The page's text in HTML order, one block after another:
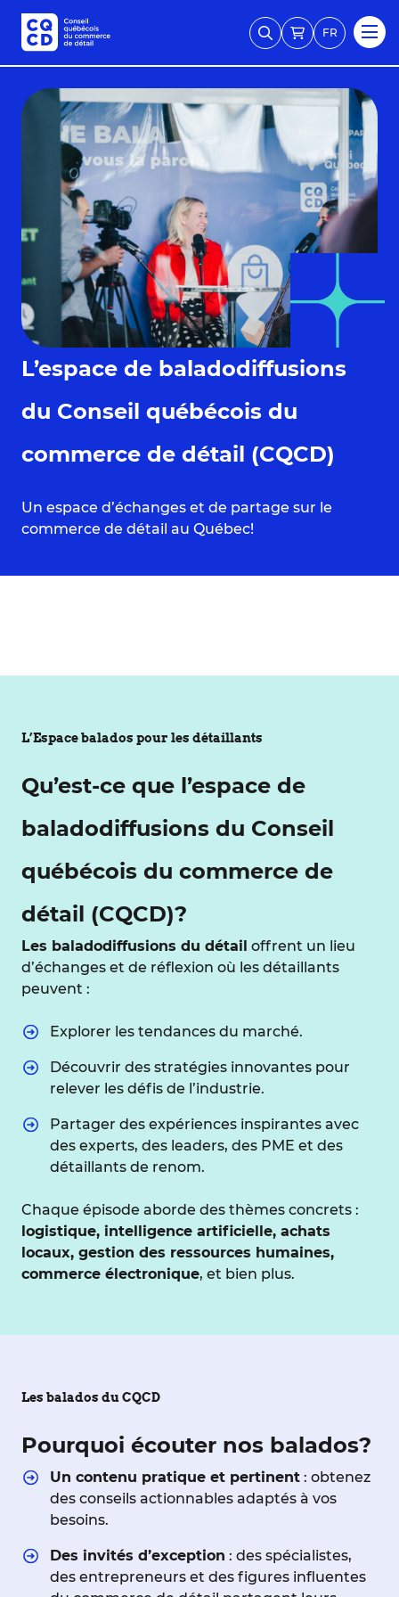
FR
L’espace de baladodiffusions
du Conseil québécois du
commerce de détail (CQCD)
Un espace d’échanges et de partage sur le
commerce de détail au Québec!
L’Espace balados pour les détaillants
Qu’est-ce que l’espace de
baladodiffusions du Conseil
québécois du commerce de
détail (CQCD)?
Les baladodiffusions du détail offrent un lieu
d’échanges et de réflexion où les détaillants
peuvent :
Explorer les tendances du marché.
Découvrir des stratégies innovantes pour
relever les défis de l’industrie.
Partager des expériences inspirantes avec
des experts, des leaders, des PME et des
détaillants de renom.
Chaque épisode aborde des thèmes concrets :
logistique, intelligence artificielle, achats
locaux, gestion des ressources humaines,
commerce électronique, et bien plus.
Les balados du CQCD
Pourquoi écouter nos balados?
Un contenu pratique et pertinent : obtenez
des conseils actionnables adaptés à vos
besoins.
Des invités d’exception : des spécialistes,
des entrepreneurs et des figures influentes